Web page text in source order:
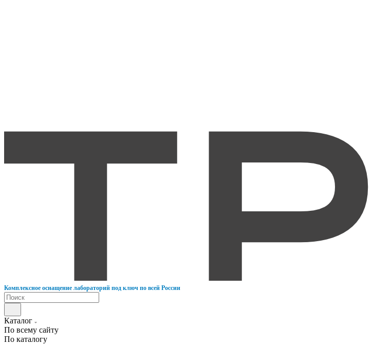
Комплексное оснащение лабораторий под ключ по всей России
Каталог
По всему сайту
По каталогу